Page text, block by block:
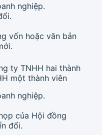
nghiệp.
vốn hoặc văn bản
ty TNHH hai thành
một thành viên
nghiệp.
của Hội đồng
đổi.